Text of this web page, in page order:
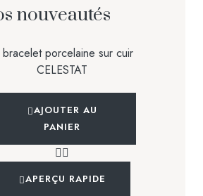
nouveautés
AJOUTER AU
PANIER
APERÇU RAPIDE